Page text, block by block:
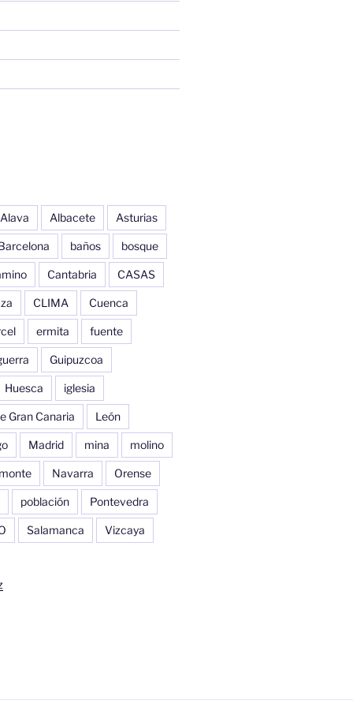
Alava Albacete Asturias
baños bosque
Cantabria CASAS
CLIMA Cuenca
ermita fuente
Guipuzcoa
Huesca iglesia
Gran Canaria León
Madrid mina molino
monte Navarra Orense
población Pontevedra
Salamanca Vizcaya